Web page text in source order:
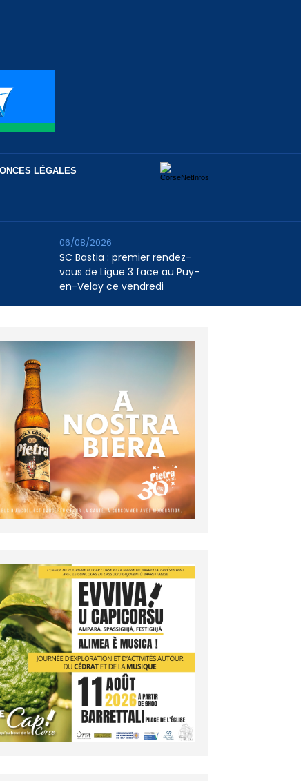
LÉGALES
SC Bastia : premier rendez-
vous de Ligue 3 face au Puy-
en-Velay ce vendredi
06/08/2026